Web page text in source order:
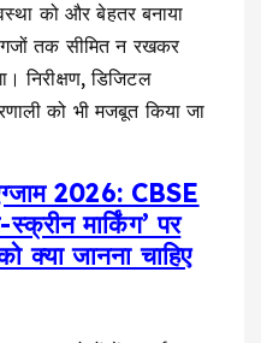
को और बेहतर बनाया
तक सीमित न रखकर
निरीक्षण, डिजिटल
को भी मजबूत किया जा
2026: CBSE
मार्किंग’ पर
क्या जानना चाहिए